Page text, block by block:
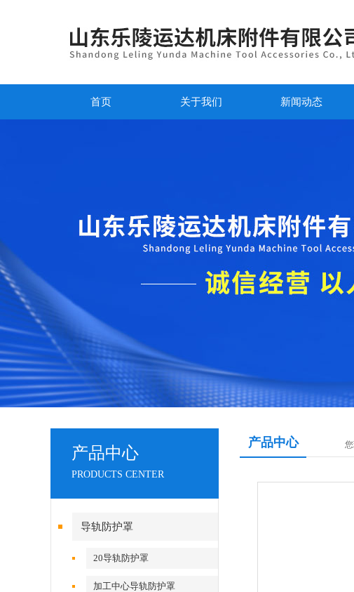
首页 关于我们 新闻动态
产品中心
PRODUCTS CENTER
导轨防护罩
20导轨防护罩
加工中心导轨防护罩
产品中心